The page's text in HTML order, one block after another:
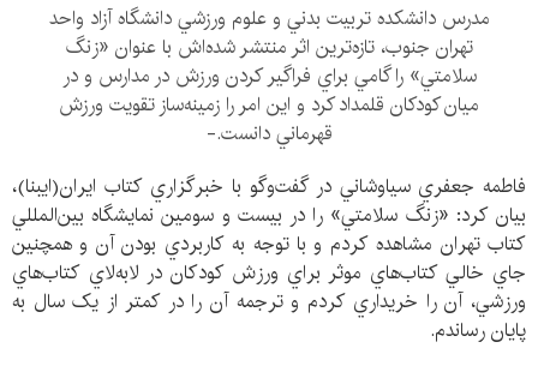
مدرس دانشكده تربيت‌ بدني و علوم ورزشي دانشگاه آزاد واحد
تهران جنوب، تازه‌ترين اثر منتشر شده‌اش با عنوان «زنگ
سلامتي» را گامي براي فراگير کردن ورزش در مدارس و در
ميان کودکان قلمداد کرد و اين امر را زمينه‌ساز تقويت ورزش
قهرماني دانست.-
فاطمه جعفري سياوشاني در گفت‌وگو با خبرگزاري كتاب ايران(ايبنا)،
بيان كرد:‌ «زنگ سلامتي» را در بيست‌ و سومين نمايشگاه بين‌المللي
كتاب تهران مشاهده كردم و با توجه به كاربردي بودن آن و همچنين
جاي خالي كتاب‌هاي موثر براي ورزش كودكان در لابه‌لاي كتاب‌هاي
ورزشي، آن را خريداري كردم و ترجمه آن را در کمتر از يک سال به
پايان رساندم.